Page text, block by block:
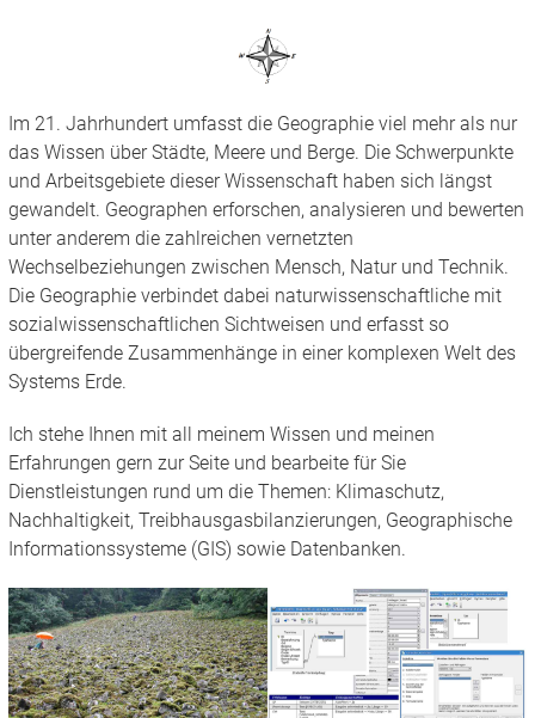
Im 21. Jahrhundert umfasst die Geographie viel mehr als nur
das Wissen über Städte, Meere und Berge. Die Schwerpunkte
und Arbeitsgebiete dieser Wissenschaft haben sich längst
gewandelt. Geographen erforschen, analysieren und bewerten
unter anderem die zahlreichen vernetzten
Wechselbeziehungen zwischen Mensch, Natur und Technik.
Die Geographie verbindet dabei naturwissenschaftliche mit
sozialwissenschaftlichen Sichtweisen und erfasst so
übergreifende Zusammenhänge in einer komplexen Welt des
Systems Erde.
Ich stehe Ihnen mit all meinem Wissen und meinen
Erfahrungen gern zur Seite und bearbeite für Sie
Dienstleistungen rund um die Themen: Klimaschutz,
Nachhaltigkeit, Treibhausgasbilanzierungen, Geographische
Informationssysteme (GIS) sowie Datenbanken.